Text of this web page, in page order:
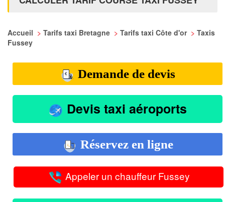
Accueil > Tarifs taxi Bretagne > Tarifs taxi Côte d'or > Taxis
Fussey
Demande de devis
Devis taxi aéroports
Réservez en ligne
Appeler un chauffeur Fussey